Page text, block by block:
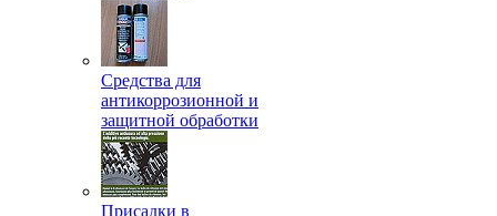
Средства для
антикоррозионной и
защитной обработки
Присадки в